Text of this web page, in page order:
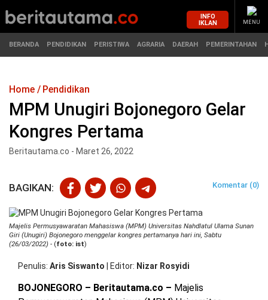
MASUK
BERANDA
AGRARIA
DAERAH
PEMERINTAHAN
PENDIDIKAN
EKONOMI
OLAHRAGA
PENDIDIKAN
INFO
IKLAN
MENU
BERANDA PENDIDIKAN PERISTIWA AGRARIA DAERAH PEMERINTAHAN
Home Pendidikan
MPM Unugiri Bojonegoro Gelar
Kongres Pertama
Beritautama.co - Maret 26, 2022
BAGIKAN: Komentar (0)
Majelis Permusyawaratan Mahasiswa (MPM) Universitas Nahdlatul Ulama Sunan
Giri (Unugiri) Bojonegoro menggelar kongres pertamanya hari ini, Sabtu
(26/03/2022) - (foto: ist)
Penulis Aris Siswanto Editor Nizar Rosyidi
BOJONEGORO – Beritautama.co – Majelis